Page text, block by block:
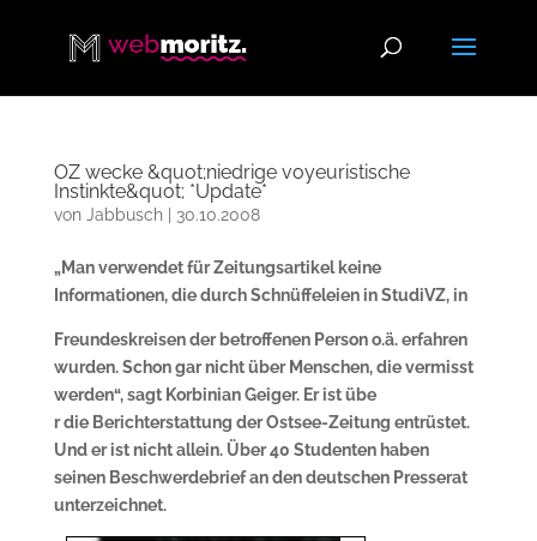
OZ wecke &quot;niedrige voyeuristische
Instinkte&quot; *Update*
von Jabbusch| 30.10.2008
„Man verwendet für Zeitungsartikel keine
Informationen, die durch Schnüffeleien in StudiVZ, in
Freundeskreisen der betroffenen Person o.ä. erfahren
wurden. Schon gar nicht über Menschen, die vermisst
werden“, sagt Korbinian Geiger. Er ist übe
r die Berichterstattung der Ostsee-Zeitung entrüstet.
Und er ist nicht allein. Über 40 Studenten haben
seinen Beschwerdebrief an den deutschen Presserat
unterzeichnet.